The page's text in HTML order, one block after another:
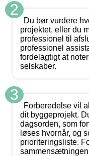
2
Du bør vurdere
projektet, eller du
professionel til
professionel
fordelagtigt at
selskaber.
3
Forberedelse vil
dit byggeprojekt.
dagsorden, som
løses hvornår, og
prioriteringsliste.